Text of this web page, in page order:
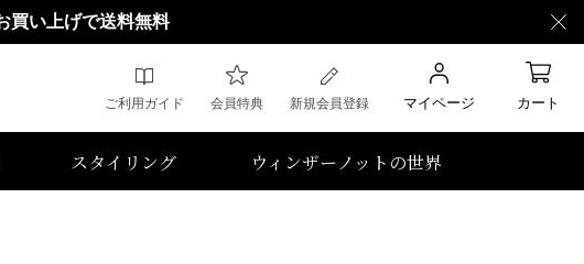
い上げで送料無料
ご利用ガイド 会員特典 新規会員登録 マイページ カート
スタイリング ウィンザーノットの世界